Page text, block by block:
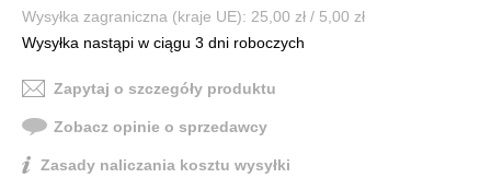
Wysyłka zagraniczna (kraje UE): 25,00 zł / 5,00 zł
Wysyłka nastąpi w ciągu 3 dni roboczych
Zapytaj o szczegóły produktu
Zobacz opinie o sprzedawcy
Zasady naliczania kosztu wysyłki